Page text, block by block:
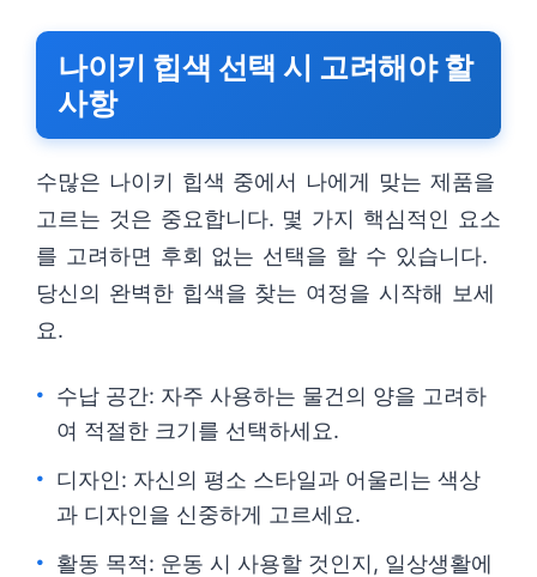
나이키 힙색 선택 시 고려해야 할
사항
수많은 나이키 힙색 중에서 나에게 맞는 제품을
고르는 것은 중요합니다. 몇 가지 핵심적인 요소
를 고려하면 후회 없는 선택을 할 수 있습니다.
당신의 완벽한 힙색을 찾는 여정을 시작해 보세
요.
수납 공간: 자주 사용하는 물건의 양을 고려하
여 적절한 크기를 선택하세요.
디자인: 자신의 평소 스타일과 어울리는 색상
과 디자인을 신중하게 고르세요.
활동 목적: 운동 시 사용할 것인지, 일상생활에